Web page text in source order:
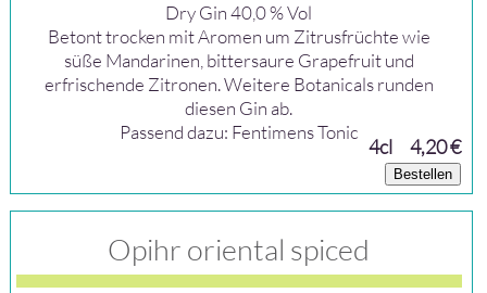
Dry Gin 40,0 % Vol
Betont trocken mit Aromen um Zitrusfrüchte wie
süße Mandarinen, bittersaure Grapefruit und
erfrischende Zitronen. Weitere Botanicals runden
diesen Gin ab.
Passend dazu: Fentimens Tonic
4cl 4,20 €
Bestellen
Opihr oriental spiced